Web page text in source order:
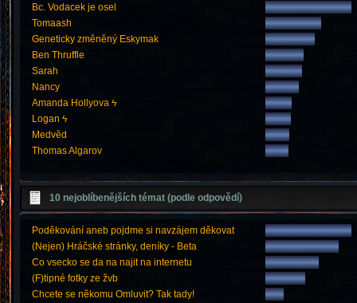
Bc. Vodacek je osel
Tomaash
Geneticky změněný Eskymak
Ben Thruffle
Sarah
Nancy
Amanda Hollyova ϟ
Logan ϟ
Medvěd
Thomas Algarov
10 nejoblíbenějších témat (podle odpovědí)
Poděkování aneb pojdme si navzájem děkovat
(Nejen) Hráčské stránky, deníky - Beta
Co vsecko se da na najit na internetu
(F)tipné fotky ze žvb
Chcete se někomu Omluvit? Tak tady!